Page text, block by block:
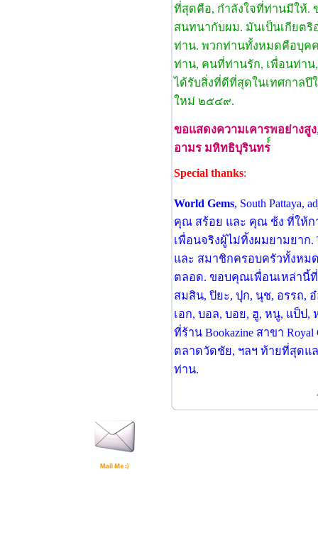
ที่สุดคือ, กําลังใจที่ท่านมีให้.
สนทนากับผม. มันเป็นเกียต
ท่าน. พวกท่านทั้งหมดคือบุค
ท่าน, คนที่ท่านรัก, เพื่อนท่า
ได้รับสิ่งที่ดีที่สุดในเทศกาลปี
ใหม่ ๒๕๔๙.
ขอแสดงความเคารพอย่างสูง
อามร มหิทธิบุรินทร
Special thanks:
World Gems, South Pattaya,
คุณ สร้อย และ คุณ ช้ง ที่ให้
เพื่อนจริงผู้ไม่ทิ้งผมยามยาก.
และ สมาชิกครอบครัวทั้งหม
ตลอด. ขอบคุณเพื่อนเหล่า
สมสิน, ปิยะ, ปุก, นุช, อรรถ,
เอก, บอล, บอย, ฮู, หนู, แป็ป,
ที่ร้าน Bookazine สาขา
ตลาดวัดชัย, ฯลฯ ท้ายที่สุด
ท่าน.